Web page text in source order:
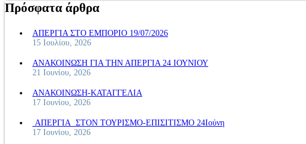
Πρόσφατα άρθρα
ΑΠΕΡΓΙΑ ΣΤΟ ΕΜΠΟΡΙΟ 19/07/2026
15 Ιουλίου, 2026
ΑΝΑΚΟΙΝΩΣΗ ΓΙΑ ΤΗΝ ΑΠΕΡΓΙΑ 24 ΙΟΥΝΙΟΥ
21 Ιουνίου, 2026
ΑΝΑΚΟΙΝΩΣΗ-ΚΑΤΑΓΓΕΛΙΑ
17 Ιουνίου, 2026
ΑΠΕΡΓΙΑ ΣΤΟΝ ΤΟΥΡΙΣΜΟ-ΕΠΙΣΙΤΙΣΜΟ 24Ιούνη
17 Ιουνίου, 2026